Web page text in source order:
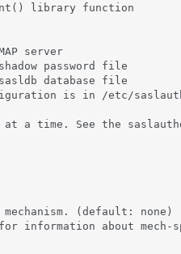
library function
server
password file
database file
is in /etc/
a time. See the
(default: none)
for information about